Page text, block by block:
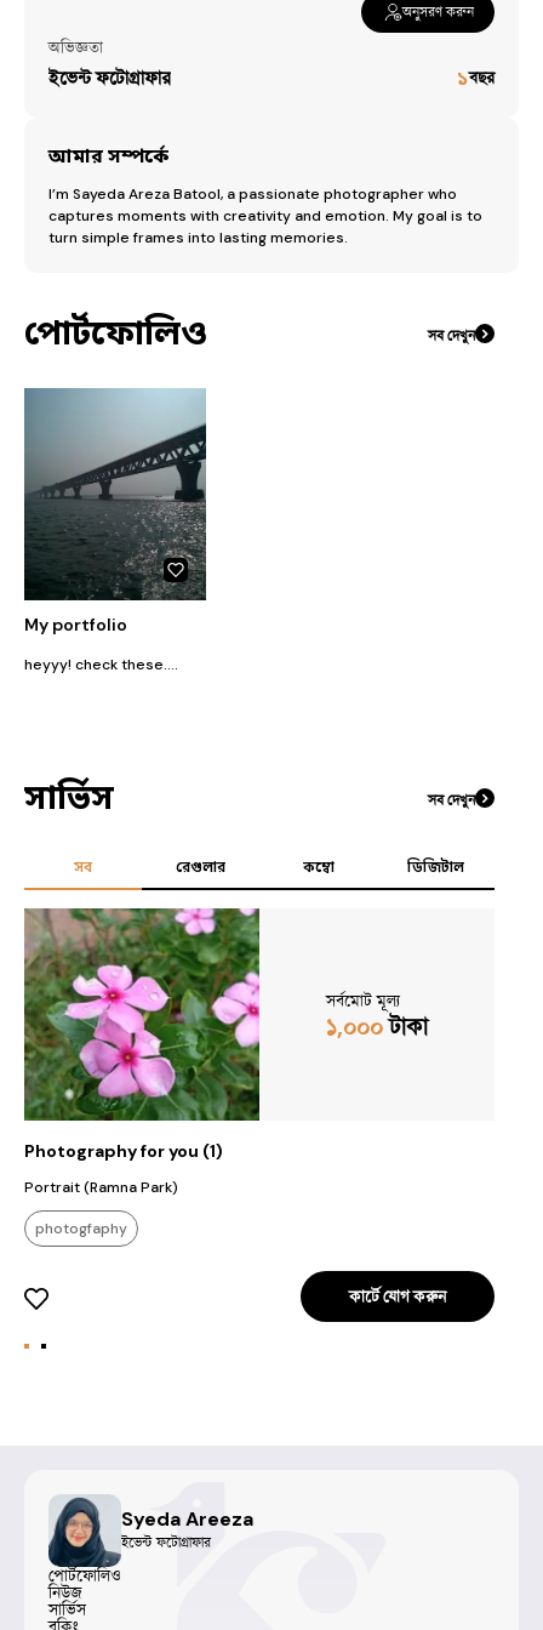
অনুসরণ করুন
অভিজ্ঞতা
ইভেন্ট ফটোগ্রাফার ১বছর
আমার সম্পর্কে
I’m Sayeda Areza Batool, a passionate photographer who
captures moments with creativity and emotion. My goal is to
turn simple frames into lasting memories.
পোর্টফোলিও সব দেখুন
My portfolio
heyyy! check these....
সার্ভিস সব দেখুন
সব রেগুলার কম্বো ডিজিটাল
সর্বমোট মূল্য
১,০০০টাকা
Photography for you (1)
Portrait (Ramna Park)
photogfaphy
কার্টে যোগ করুন
Syeda Areeza
ইভেন্ট ফটোগ্রাফার
পোর্টফোলিও
নিউজ
সার্ভিস